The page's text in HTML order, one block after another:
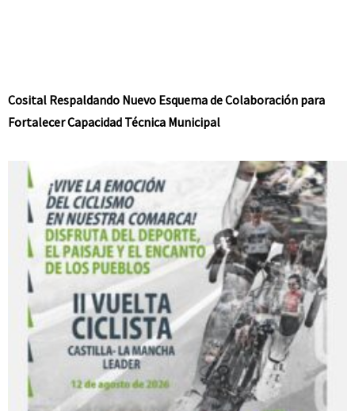
Cosital Respaldando Nuevo Esquema de Colaboración para
Fortalecer Capacidad Técnica Municipal